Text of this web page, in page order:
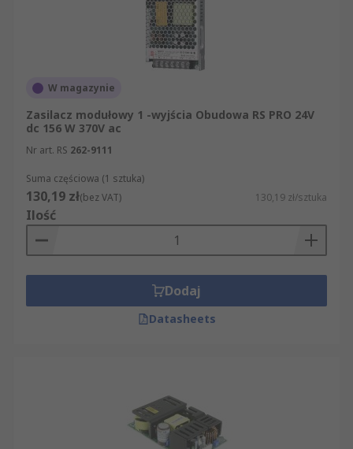
W magazynie
Zasilacz modułowy 1 -wyjścia Obudowa RS PRO 24V
dc 156 W 370V ac
Nr art. RS 262-9111
Suma częściowa (1 sztuka)
130,19 zł(bez VAT) 130,19 zł/sztuka
Ilość
Dodaj
Datasheets